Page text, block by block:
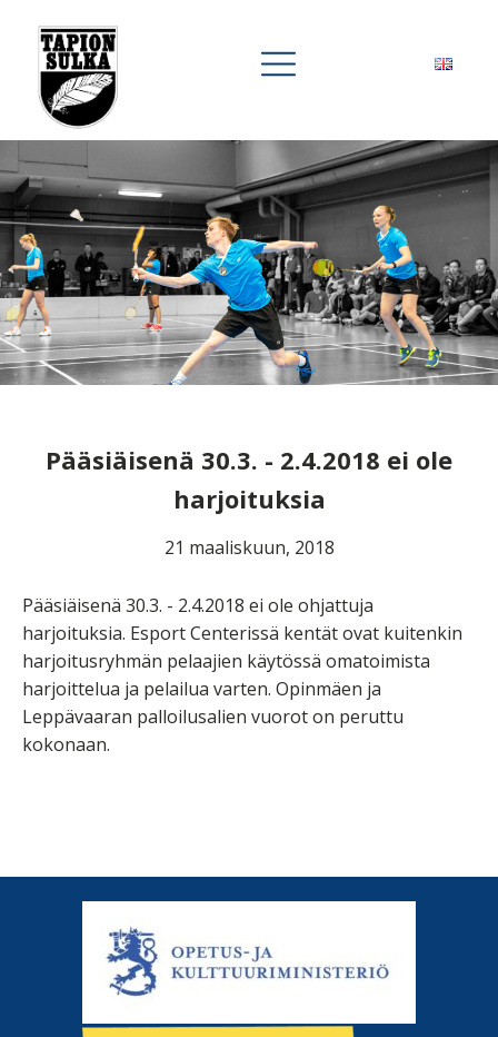
Pääsiäisenä 30.3. - 2.4.2018 ei ole
harjoituksia
21 maaliskuun, 2018
Pääsiäisenä 30.3. - 2.4.2018 ei ole ohjattuja
harjoituksia. Esport Centerissä kentät ovat kuitenkin
harjoitusryhmän pelaajien käytössä omatoimista
harjoittelua ja pelailua varten. Opinmäen ja
Leppävaaran palloilusalien vuorot on peruttu
kokonaan.